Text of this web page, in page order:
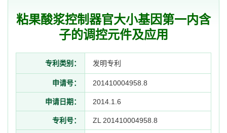
粘果酸浆控制器官大小基因第一内含
子的调控元件及应用
专利类别： 发明专利
申请号： 201410004958.8
申请日期： 2014.1.6
专利号： ZL 201410004958.8